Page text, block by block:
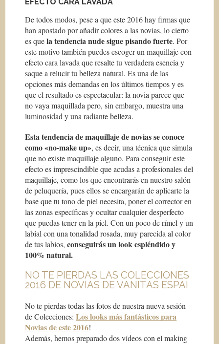
De todos modos, pese a que este 2016 hay firmas que
han apostado por añadir colores a las novias, lo cierto
es quela tendencianudesigue pisando fuerte. Por
este motivo también puedes escoger un maquillaje con
efecto cara lavada que resalte tu verdadera esencia y
saque a relucir tu belleza natural. Es una de las
opciones más demandas en los últimos tiempos y es
que el resultado es espectacular: la novia parece que
no vaya maquillada pero, sin embargo, muestra una
luminosidad y una radiante belleza.
Esta tendencia de maquillaje de novias se conoce
como «no-make up», es decir, una técnica que simula
que no existe maquillaje alguno. Para conseguir este
efecto es imprescindible que acudas a profesionales del
maquillaje, como los que encontrarás en nuestro salón
de peluquería, pues ellos se encargarán de aplicarte la
base que tu tono de piel necesita, poner el corrector en
las zonas específicas y ocultar cualquier desperfecto
que puedas tener en la piel. Con un poco de rímel y un
labial con una tonalidad rosada, muy parecida al color
de tus labios,conseguirás un look espléndido y
100% natural.
NO TE PIERDAS LAS COLECCIONES
2016 DE NOVIAS DE VANITAS ESPAI
No te pierdas todas las fotos de nuestra nueva sesión
de Colecciones:Los looks más fantásticos para
Novias de este 2016!
Además, hemos preparado dos vídeos con el making